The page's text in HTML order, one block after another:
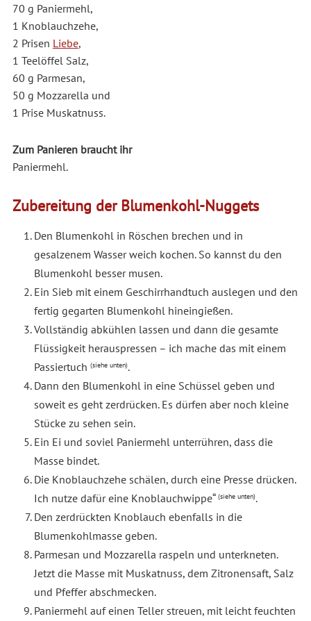
70 g Paniermehl,
1 Knoblauchzehe,
2 Prisen Liebe,
1 Teelöffel Salz,
60 g Parmesan,
50 g Mozzarella und
1 Prise Muskatnuss.
Zum Panieren braucht ihr
Paniermehl.
Zubereitung der Blumenkohl-Nuggets
Den Blumenkohl in Röschen brechen und in
gesalzenem Wasser weich kochen. So kannst du den
Blumenkohl besser musen.
Ein Sieb mit einem Geschirrhandtuch auslegen und den
fertig gegarten Blumenkohl hineingießen.
Vollständig abkühlen lassen und dann die gesamte
Flüssigkeit herauspressen – ich mache das mit einem
Passiertuch (siehe unten).
Dann den Blumenkohl in eine Schüssel geben und
soweit es geht zerdrücken. Es dürfen aber noch kleine
Stücke zu sehen sein.
Ein Ei und soviel Paniermehl unterrühren, dass die
Masse bindet.
Die Knoblauchzehe schälen, durch eine Presse drücken.
Ich nutze dafür eine Knoblauchwippe“ (siehe unten).
Den zerdrückten Knoblauch ebenfalls in die
Blumenkohlmasse geben.
Parmesan und Mozzarella raspeln und unterkneten.
Jetzt die Masse mit Muskatnuss, dem Zitronensaft, Salz
und Pfeffer abschmecken.
Paniermehl auf einen Teller streuen, mit leicht feuchten